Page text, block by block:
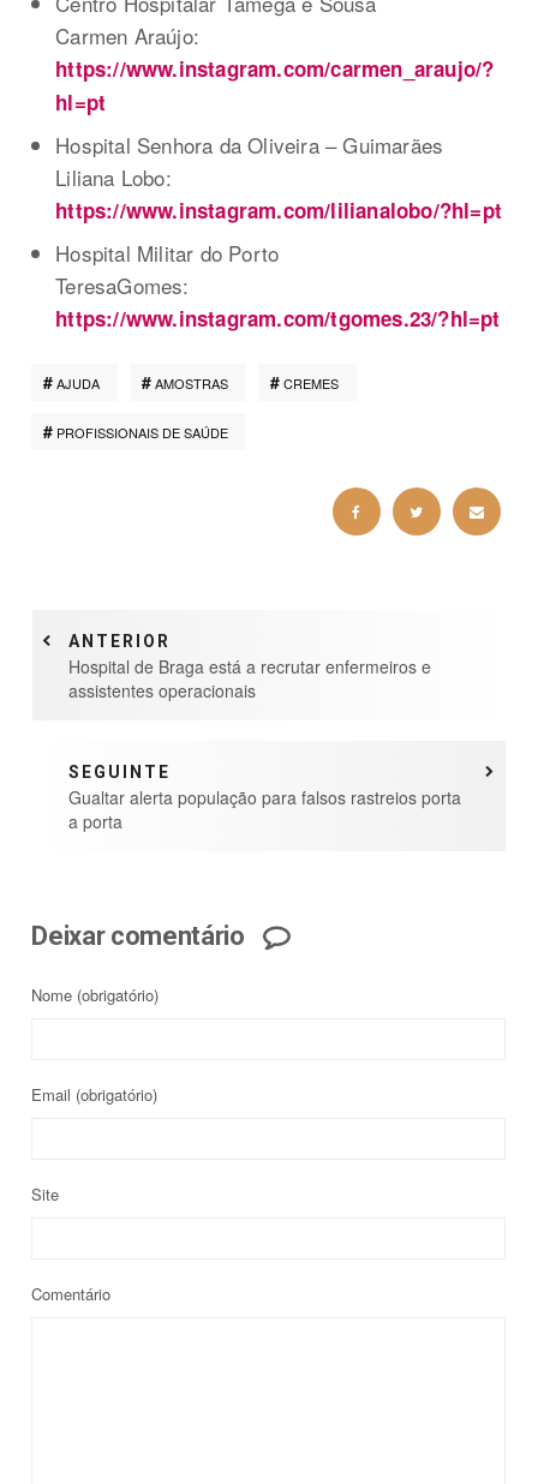
Carmen Araújo:
https://www.instagram.com/carmen_araujo/?
hl=pt
Hospital Senhora da Oliveira – Guimarães
Liliana Lobo:
https://www.instagram.com/lilianalobo/?hl=pt
Hospital Militar do Porto
TeresaGomes:
https://www.instagram.com/tgomes.23/?hl=pt
AJUDA AMOSTRAS CREMES
PROFISSIONAIS DE SAÚDE
ANTERIOR
Hospital de Braga está a recrutar enfermeiros e
assistentes operacionais
SEGUINTE
Gualtar alerta população para falsos rastreios porta
a porta
Deixar comentário
Nome (obrigatório)
Email (obrigatório)
Site
Comentário